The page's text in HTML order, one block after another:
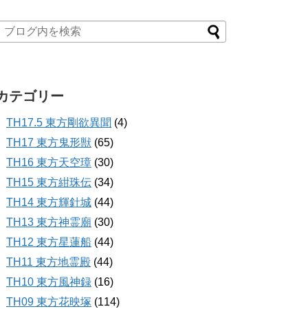
テゴリー
TH17.5 東方剛欲異聞 (4)
TH17 東方鬼形獣 (65)
TH16 東方天空璋 (30)
TH15 東方紺珠伝 (34)
TH14 東方輝針城 (44)
TH13 東方神霊廟 (30)
TH12 東方星蓮船 (44)
TH11 東方地霊殿 (44)
TH10 東方風神録 (16)
TH09 東方花映塚 (114)